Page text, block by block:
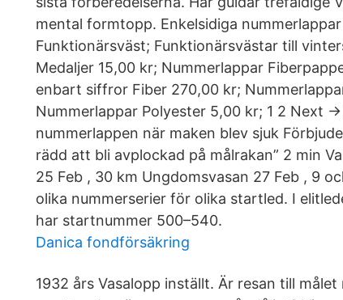
mental formtopp. Enkelsidiga
Funktionärsväst; Funktionärsvästar till
Medaljer 15,00 kr; Nummerlappar
enbart siffror Fiber 270,00 kr;
Nummerlappar Polyester 5,00 kr; 1 2 Next
nummerlappen när maken blev sjuk
rädd att bli avplockad på målrakan” 2 min
25 Feb , 30 km Ungdomsvasan 27 Feb , 9
olika nummerserier för olika startled. I
har startnummer 500–540.
Danica fondförsäkring
1932 års Vasalopp inställt. Är resan till